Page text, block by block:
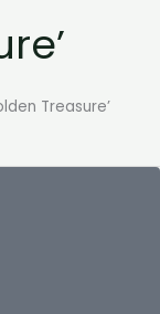
Treasure’